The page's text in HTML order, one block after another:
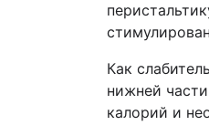
Как
нижней
калорий и